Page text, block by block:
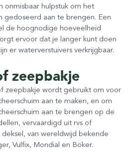
onmisbaar hulpstuk om het
gedoseerd aan te brengen. Een
de hoognodige hoeveelheid
ervoor dat je langer kunt doen
er waterverstuivers verkrijgbaar.
zeepbakje
zeepbakje wordt gebruikt om voor
aan te maken, en om
aan te brengen op de
vervaardigd uit rvs of
van wereldwijd bekende
Vulfix, Mondial en Böker.